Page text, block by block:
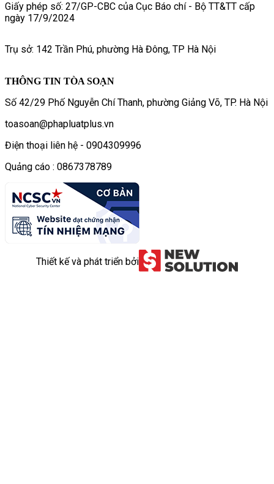
Giấy phép số: 27/GP-CBC của Cục Báo chí - Bộ TT&TT cấp
ngày 17/9/2024
Trụ sở: 142 Trần Phú, phường Hà Đông, TP Hà Nội
THÔNG TIN TÒA SOẠN
Số 42/29 Phố Nguyễn Chí Thanh, phường Giảng Võ, TP. Hà Nội
toasoan@phapluatplus.vn
Điện thoại liên hệ - 0904309996
Quảng cáo : 0867378789
Thiết kế và phát triển bởi